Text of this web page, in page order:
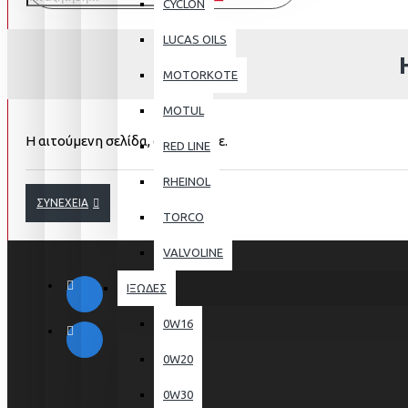
CYCLON
LUCAS OILS
MOTORKOTE
MOTUL
RED LINE
RHEINOL
TORCO
VALVOLINE
ΙΞΩΔΕΣ
0W16
0W20
0W30
Η αιτούμενη σελίδα, δε βρέθηκε.
ΣΥΝΈΧΕΙΑ